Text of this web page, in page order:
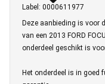
Label: 0000611977
Deze aanbieding is voor
van een 2013 FORD
onderdeel geschikt is
Het onderdeel is in goed